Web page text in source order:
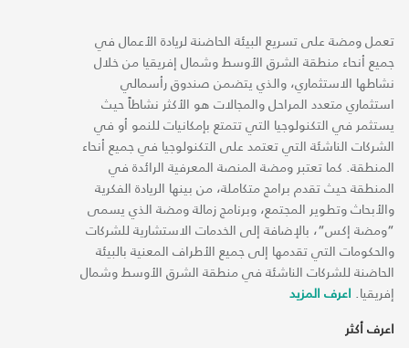
تعمل ومضة على تسريع البيئة الحاضنة لريادة الأعمال في
جميع أنحاء منطقة الشرق الأوسط وشمال إفريقيا من خلال
نشاطها الاستثماري، والذي يتضمن صندوق رأسمالي
استثماري متعدد المراحل والمجالات هو الأكثر نشاطاً حيث
يستثمر في التكنولوجيا التي تتمتع بإمكانيات للنمو أو في
الشركات الناشئة التي تعتمد على التكنولوجيا في جميع أنحاء
المنطقة. كما تعتبر ومضة المنصة المعرفية الرائدة في
المنطقة حيث تقدم برامج متكاملة، من بينها الريادة الفكرية
والأبحاث وتطوير المجتمع، وبرنامج زمالة ومضة الذي يسمى
“ومضة إكس“، بالإضافة إلى الخدمات الاستشارية للشركات
والحكومات التي تقدمها إلى جميع الأطراف المعنية بالبيئة
الحاضنة للشركات الناشئة في منطقة الشرق الأوسط وشمال
إفريقيا. اعرف المزيد
اعرف أكثر